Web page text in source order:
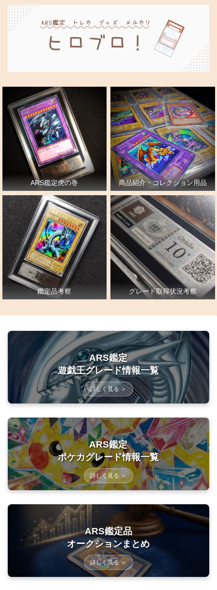
ARS鑑定虎の巻 商品紹介・コレクション用品
鑑定品考察 グレード取得状況考察
ARS鑑定
遊戯王グレード情報一覧
詳しく見る ＞
ARS鑑定
ポケカグレード情報一覧
詳しく見る ＞
ARS鑑定品
オークションまとめ
詳しく見る ＞